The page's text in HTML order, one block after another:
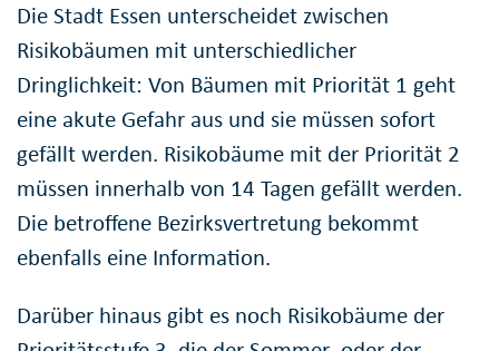
Die Stadt Essen unterscheidet zwischen
Risikobäumen mit unterschiedlicher
Dringlichkeit: Von Bäumen mit Priorität 1 geht
eine akute Gefahr aus und sie müssen sofort
gefällt werden. Risikobäume mit der Priorität 2
müssen innerhalb von 14 Tagen gefällt werden.
Die betroffene Bezirksvertretung bekommt
ebenfalls eine Information.
Darüber hinaus gibt es noch Risikobäume der